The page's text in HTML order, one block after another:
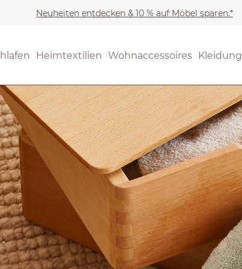
Neuheiten entdecken & 10 % auf Möbel sparen.*
Heimtextilien Wohnaccessoires Kleidung